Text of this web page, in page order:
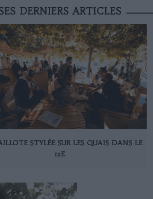
DERNIERS ARTICLES
STYLÉE SUR LES QUAIS DANS LE
12E